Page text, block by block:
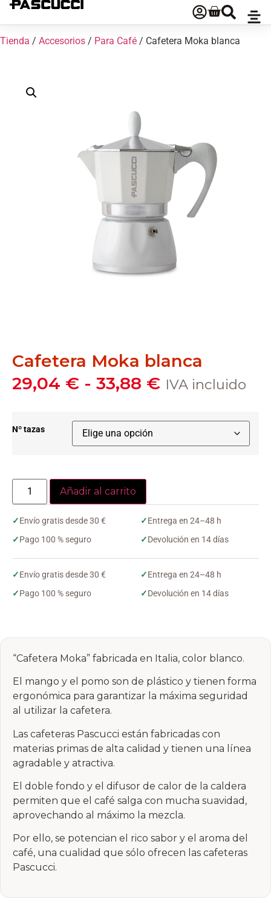
Tienda / Accesorios / Para Café / Cafetera Moka blanca
Cafetera Moka blanca
29,04 € - 33,88 € IVA incluido
Nº tazas
Añadir al carrito
✓Envío gratis desde 30 € ✓Entrega en 24–48 h
✓Pago 100 % seguro ✓Devolución en 14 días
✓Envío gratis desde 30 € ✓Entrega en 24–48 h
✓Pago 100 % seguro ✓Devolución en 14 días
“Cafetera Moka” fabricada en Italia, color blanco.
El mango y el pomo son de plástico y tienen forma
ergonómica para garantizar la máxima seguridad
al utilizar la cafetera.
Las cafeteras Pascucci están fabricadas con
materias primas de alta calidad y tienen una línea
agradable y atractiva.
El doble fondo y el difusor de calor de la caldera
permiten que el café salga con mucha suavidad,
aprovechando al máximo la mezcla.
Por ello, se potencian el rico sabor y el aroma del
café, una cualidad que sólo ofrecen las cafeteras
Pascucci.